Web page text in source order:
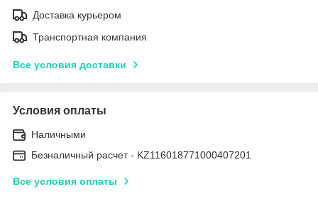
Доставка курьером
Транспортная компания
Все условия доставки
Условия оплаты
Наличными
Безналичный расчет - KZ116018771000407201
Все условия оплаты